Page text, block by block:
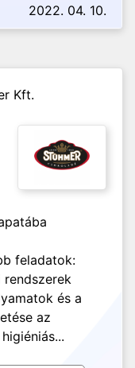
2022. 04. 10.
Kft.
feladatok:
rendszerek
és a
az